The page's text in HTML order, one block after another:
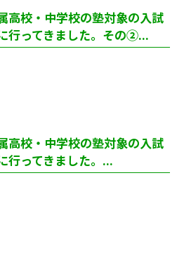
高校・中学校の塾対象の入試
行ってきました。その②...
高校・中学校の塾対象の入試
行ってきました。...